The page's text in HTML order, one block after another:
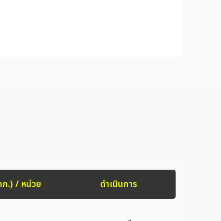
.) / หน่วย ดำเนินการ